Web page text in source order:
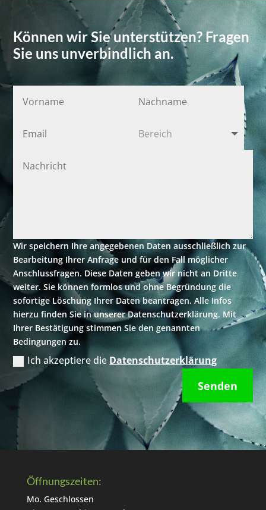
Können wir Sie unterstützen? Fragen
Sie uns unverbindlich an.
Wir speichern Ihre angegebenen Daten ausschließlich zur
Bearbeitung Ihrer Anfrage und für den Fall möglicher
Anschlussfragen. Diese Daten geben wir nicht an Dritte
weiter. Sie können formlos und ohne Begründung die
sofortige Löschung Ihrer Daten beantragen. Alle Infos
hierzu finden Sie in unserer Datenschutzerklärung. Mit
Ihrer Bestätigung stimmen Sie den genannten
Bedingungen zu.
Ich akzeptiere die Datenschutzerklärung
Senden
Öffnungszeiten:
Mo. Geschlossen